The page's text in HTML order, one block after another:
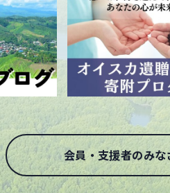
会員・支援者のみな